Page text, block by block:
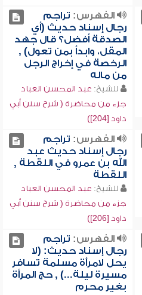
الفهرس: تراجم
رجال إسناد حديث (أي
الصدقة أفضل؟ قال جهد
المقل، وابدأ بمن تعول) ,
الرخصة في إخراج الرجل
من ماله
للشيخ: عبد المحسن العباد
جزء من محاضرة ( شرح سنن أبي
داود [204])
الفهرس: تراجم
رجال إسناد حديث عبد
الله بن عمرو في اللقطة ,
اللقطة
للشيخ: عبد المحسن العباد
جزء من محاضرة ( شرح سنن أبي
داود [206])
الفهرس: تراجم
رجال إسناد حديث: (لا
يحل لامرأة مسلمة تسافر
مسيرة ليلة...) , حج المرأة
بغير محرم